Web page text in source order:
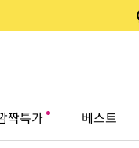
짝특가 베스트